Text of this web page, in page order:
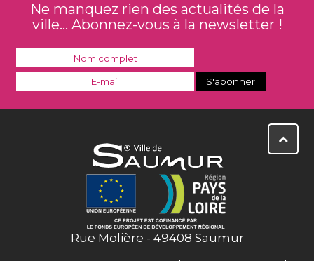
Ne manquez rien des actualités de la
ville... Abonnez-vous à la newsletter !
Rue Molière - 49408 Saumur